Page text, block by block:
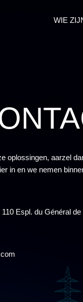
WIE
oplossingen, aarzel
in en we nemen
Espl. du Général